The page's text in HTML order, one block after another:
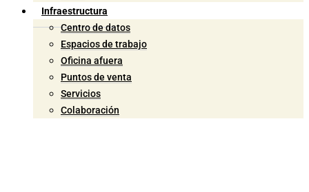
Infraestructura
Centro de datos
Espacios de trabajo
Oficina afuera
Puntos de venta
Servicios
Colaboración